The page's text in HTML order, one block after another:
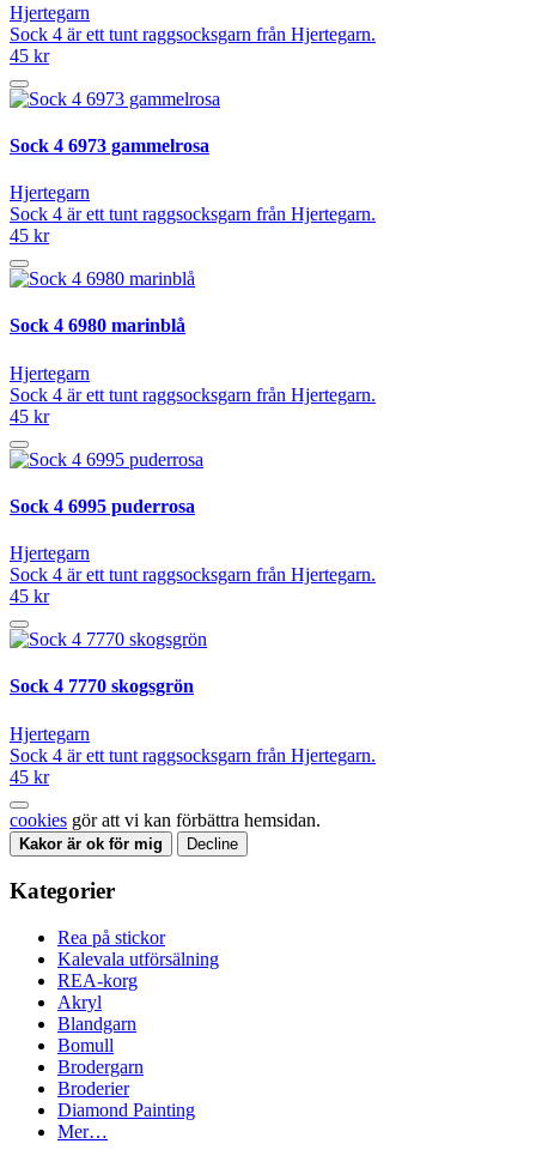
Hjertegarn
Sock 4 är ett tunt raggsocksgarn från Hjertegarn.
45 kr
Sock 4 6973 gammelrosa
Hjertegarn
Sock 4 är ett tunt raggsocksgarn från Hjertegarn.
45 kr
Sock 4 6980 marinblå
Hjertegarn
Sock 4 är ett tunt raggsocksgarn från Hjertegarn.
45 kr
Sock 4 6995 puderrosa
Hjertegarn
Sock 4 är ett tunt raggsocksgarn från Hjertegarn.
45 kr
Sock 4 7770 skogsgrön
Hjertegarn
Sock 4 är ett tunt raggsocksgarn från Hjertegarn.
45 kr
cookies gör att vi kan förbättra hemsidan.
Kakor är ok för mig Decline
Kategorier
Rea på stickor
Kalevala utförsälning
REA-korg
Akryl
Blandgarn
Bomull
Brodergarn
Broderier
Diamond Painting
Mer…